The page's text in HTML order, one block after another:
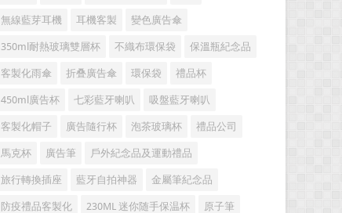
無線藍芽耳機 耳機客製 變色廣告傘
350ml耐熱玻璃雙層杯 不織布環保袋 保溫瓶紀念品
客製化雨傘 折叠廣告傘 環保袋 禮品杯
450ml廣告杯 七彩藍牙喇叭 吸盤藍牙喇叭
客製化帽子 廣告隨行杯 泡茶玻璃杯 禮品公司
馬克杯 廣告筆 戶外紀念品及運動禮品
旅行轉換插座 藍牙自拍神器 金屬筆紀念品
防疫禮品客製化 230ML 迷你随手保温杯 原子筆